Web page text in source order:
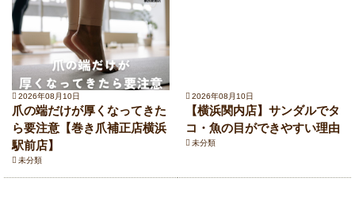
2026年08月10日
爪の端だけが厚くなってきた
ら要注意【巻き爪補正店横浜
駅前店】
未分類
2026年08月10日
【横浜関内店】サンダルでタ
コ・魚の目ができやすい理由
未分類